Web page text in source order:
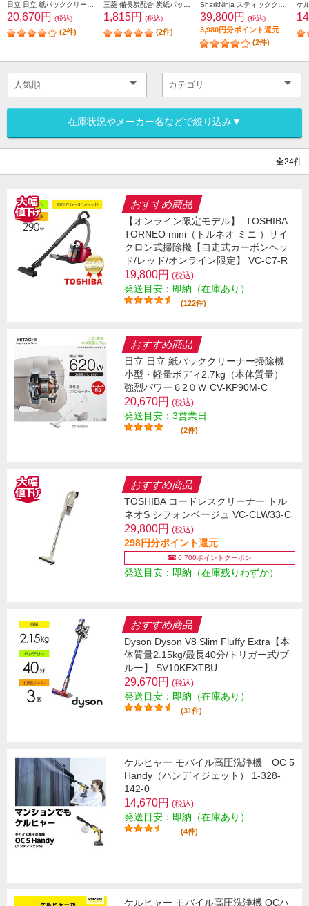
20,670円 (税込)
(2件)
1,815円 (税込)
(2件)
39,800円 (税込)
3,980円分ポイント還元
(2件)
在庫状況やメーカー名などで絞り込み▼
全24件
おすすめ商品
【オンライン限定モデル】
TOSHIBA
TORNEO mini（トルネオ ミニ ）サイ
クロン式掃除機【自走式カーボンヘッ
ド/レッド/オンライン限定】 VC-C7-R
19,800円 (税込)
発送目安：即納（在庫あり）
(122件)
おすすめ商品
日立 日立 紙パッククリーナー掃除機
小型・軽量ボディ2.7kg（本体質量）
強烈パワー６2０Ｗ CV-KP90M-C
20,670円 (税込)
発送目安：3営業日
(2件)
おすすめ商品
TOSHIBA コードレスクリーナー トル
ネオS シフォンベージュ VC-CLW33-C
29,800円 (税込)
298円分ポイント還元
6,700ポイントクーポン
発送目安：即納（在庫残りわずか）
おすすめ商品
Dyson Dyson V8 Slim Fluffy Extra【本
体質量2.15kg/最長40分/トリガー式/ブ
ルー】 SV10KEXTBU
29,670円 (税込)
発送目安：即納（在庫あり）
(31件)
ケルヒャー モバイル高圧洗浄機 OC 5
Handy（ハンディジェット） 1-328-
142-0
14,670円 (税込)
発送目安：即納（在庫あり）
(4件)
ケルヒャー モバイル高圧洗浄機 OCハ